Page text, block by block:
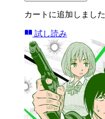
カートに追加しました
試し読み